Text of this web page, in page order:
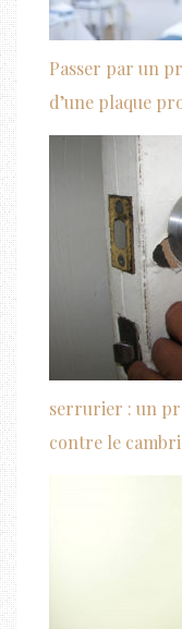
Passer par un
d’une plaque
serrurier : un
contre le